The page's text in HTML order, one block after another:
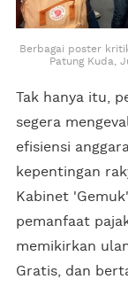
Berbagai poster
Patung Kuda,
Tak hanya itu,
segera
efisiensi
kepentingan
Kabinet
pemanfaat
memikirkan
Gratis, dan